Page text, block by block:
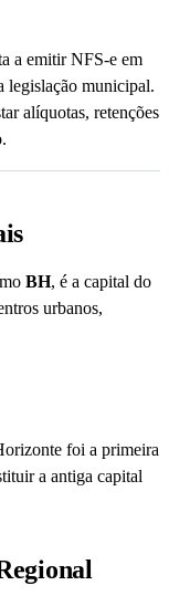
a emitir NFS-e em
legislação municipal.
alíquotas, retenções
BH, é a capital do
urbanos,
foi a primeira
a antiga capital